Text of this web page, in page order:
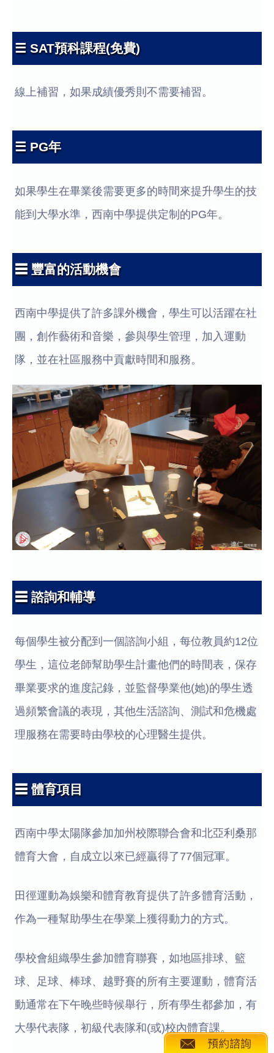
☰ SAT預科課程(免費)
線上補習，如果成績優秀則不需要補習。
☰ PG年
如果學生在畢業後需要更多的時間來提升學生的技
能到大學水準，西南中學提供定制的PG年。
☰ 豐富的活動機會
西南中學提供了許多課外機會，學生可以活躍在社
團，創作藝術和音樂，參與學生管理，加入運動
隊，並在社區服務中貢獻時間和服務。
☰ 諮詢和輔導
每個學生被分配到一個諮詢小組，每位教員約12位
學生，這位老師幫助學生計畫他們的時間表，保存
畢業要求的進度記錄，並監督學業他(她)的學生透
過頻繁會議的表現，其他生活諮詢、測試和危機處
理服務在需要時由學校的心理醫生提供。
☰ 體育項目
西南中學太陽隊參加加州校際聯合會和北亞利桑那
體育大會，自成立以來已經贏得了77個冠軍。
田徑運動為娛樂和體育教育提供了許多體育活動，
作為一種幫助學生在學業上獲得動力的方式。
學校會組織學生參加體育聯賽，如地區排球、籃
球、足球、棒球、越野賽的所有主要運動，體育活
動通常在下午晚些時候舉行，所有學生都參加，有
大學代表隊，初級代表隊和(或)校內體育課。